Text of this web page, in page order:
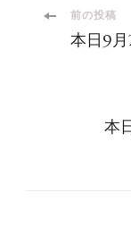
投
前の投稿
本日9
本